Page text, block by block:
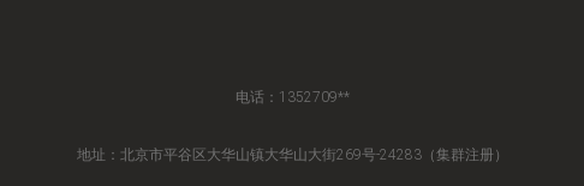
电话：1352709**
地址：北京市平谷区大华山镇大华山大街269号-24283（集群注册）